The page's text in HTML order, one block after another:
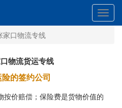
家口物流专线
物流货运专线
的签约公司
按价赔偿；保险费是货物价值的